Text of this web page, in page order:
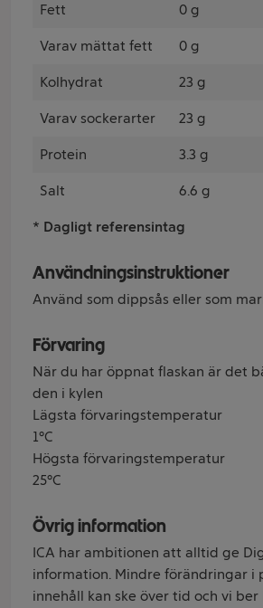
Fett 0 g
Varav mättat fett 0 g
Kolhydrat 23 g
Varav sockerarter 23 g
Protein 3.3 g
Salt 6.6 g
* Dagligt referensintag
Användningsinstruktioner
Använd som dippsås eller som
Förvaring
När du har öppnat flaskan är det
den i kylen
Lägsta förvaringstemperatur
1°C
Högsta förvaringstemperatur
25°C
Övrig information
ICA har ambitionen att alltid ge
information. Mindre förändringar i
innehåll kan ske över tid och vi